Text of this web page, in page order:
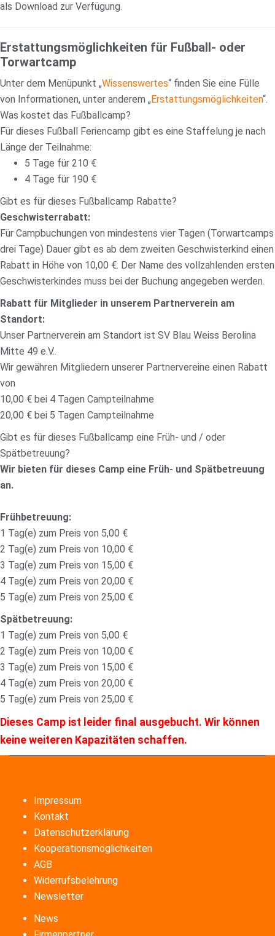
als Download zur Verfügung.
Erstattungsmöglichkeiten für Fußball- oder
Torwartcamp
Unter dem Menüpunkt „Wissenswertes“ finden Sie eine Fülle
von Informationen, unter anderem „Erstattungsmöglichkeiten“.
Was kostet das Fußballcamp?
Für dieses Fußball Feriencamp gibt es eine Staffelung je nach
Länge der Teilnahme:
5 Tage für 210 €
4 Tage für 190 €
Gibt es für dieses Fußballcamp Rabatte?
Geschwisterrabatt:
Für Campbuchungen von mindestens vier Tagen (Torwartcamps
drei Tage) Dauer gibt es ab dem zweiten Geschwisterkind einen
Rabatt in Höhe von 10,00 €. Der Name des vollzahlenden ersten
Geschwisterkindes muss bei der Buchung angegeben werden.
Rabatt für Mitglieder in unserem Partnerverein am
Standort:
Unser Partnerverein am Standort ist SV Blau Weiss Berolina
Mitte 49 e.V..
Wir gewähren Mitgliedern unserer Partnervereine einen Rabatt
von
10,00 € bei 4 Tagen Campteilnahme
20,00 € bei 5 Tagen Campteilnahme
Gibt es für dieses Fußballcamp eine Früh- und / oder
Spätbetreuung?
Wir bieten für dieses Camp eine Früh- und Spätbetreuung
an.
Frühbetreuung:
1 Tag(e) zum Preis von 5,00 €
2 Tag(e) zum Preis von 10,00 €
3 Tag(e) zum Preis von 15,00 €
4 Tag(e) zum Preis von 20,00 €
5 Tag(e) zum Preis von 25,00 €
Spätbetreuung:
1 Tag(e) zum Preis von 5,00 €
2 Tag(e) zum Preis von 10,00 €
3 Tag(e) zum Preis von 15,00 €
4 Tag(e) zum Preis von 20,00 €
5 Tag(e) zum Preis von 25,00 €
Dieses Camp ist leider final ausgebucht. Wir können
keine weiteren Kapazitäten schaffen.
Impressum
Kontakt
Datenschutzerklärung
Kooperationsmöglichkeiten
AGB
Widerrufsbelehrung
Newsletter
News